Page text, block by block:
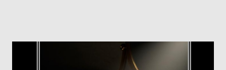
fazemos em nossas reuniões na Loja? Mais do que provável,
ele consideraria nossas atividades uma expressão de